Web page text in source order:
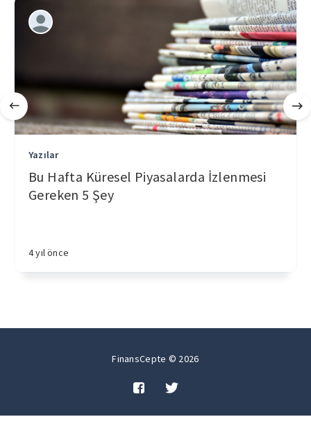
Yazılar
Bu Hafta Küresel Piyasalarda İzlenmesi
Gereken 5 Şey
4 yıl önce
FinansCepte © 2026